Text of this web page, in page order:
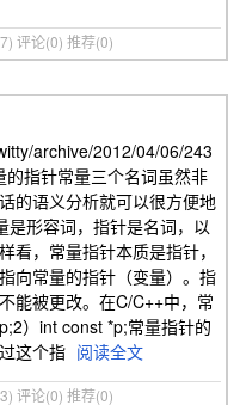
评论(0) 推荐(0)
archive/2012/04/06/243
指针常量三个名词虽然非
的语义分析就可以很方便地
是形容词，指针是名词，以
看，常量指针本质是指针，
向常量的指针（变量）。指
能被更改。在C/C++中，常
）int const *p;常量指针的
这个指 阅读全文
评论(0) 推荐(0)